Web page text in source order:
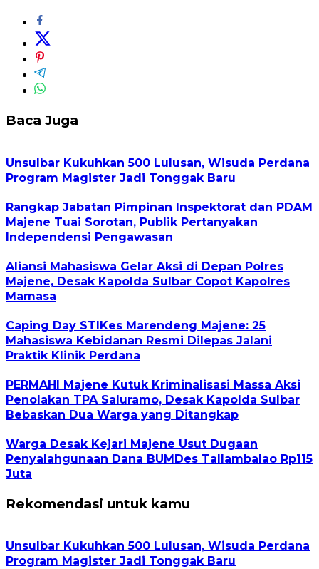
Baca Juga
Unsulbar Kukuhkan 500 Lulusan, Wisuda Perdana
Program Magister Jadi Tonggak Baru
Rangkap Jabatan Pimpinan Inspektorat dan PDAM
Majene Tuai Sorotan, Publik Pertanyakan
Independensi Pengawasan
Aliansi Mahasiswa Gelar Aksi di Depan Polres
Majene, Desak Kapolda Sulbar Copot Kapolres
Mamasa
Caping Day STIKes Marendeng Majene: 25
Mahasiswa Kebidanan Resmi Dilepas Jalani
Praktik Klinik Perdana
PERMAHI Majene Kutuk Kriminalisasi Massa Aksi
Penolakan TPA Saluramo, Desak Kapolda Sulbar
Bebaskan Dua Warga yang Ditangkap
Warga Desak Kejari Majene Usut Dugaan
Penyalahgunaan Dana BUMDes Tallambalao Rp115
Juta
Rekomendasi untuk kamu
Unsulbar Kukuhkan 500 Lulusan, Wisuda Perdana
Program Magister Jadi Tonggak Baru